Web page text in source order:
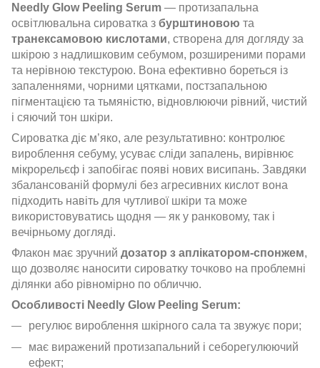
Needly Glow Peeling Serum — протизапальна
освітлювальна сироватка з бурштиновою та
транексамовою кислотами, створена для догляду за
шкірою з надлишковим себумом, розширеними порами
та нерівною текстурою. Вона ефективно бореться із
запаленнями, чорними цятками, постзапальною
пігментацією та тьмяністю, відновлюючи рівний, чистий
і сяючий тон шкіри.
Сироватка діє м’яко, але результативно: контролює
вироблення себуму, усуває сліди запалень, вирівнює
мікрорельєф і запобігає появі нових висипань. Завдяки
збалансованій формулі без агресивних кислот вона
підходить навіть для чутливої шкіри та може
використовуватись щодня — як у ранковому, так і
вечірньому догляді.
Флакон має зручний дозатор з аплікатором-спонжем,
що дозволяє наносити сироватку точково на проблемні
ділянки або рівномірно по обличчю.
Особливості Needly Glow Peeling Serum:
регулює вироблення шкірного сала та звужує пори;
має виражений протизапальний і себорегулюючий
ефект;